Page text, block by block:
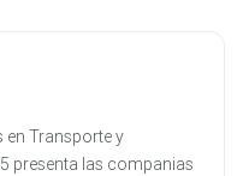
en Transporte y
presenta las companias